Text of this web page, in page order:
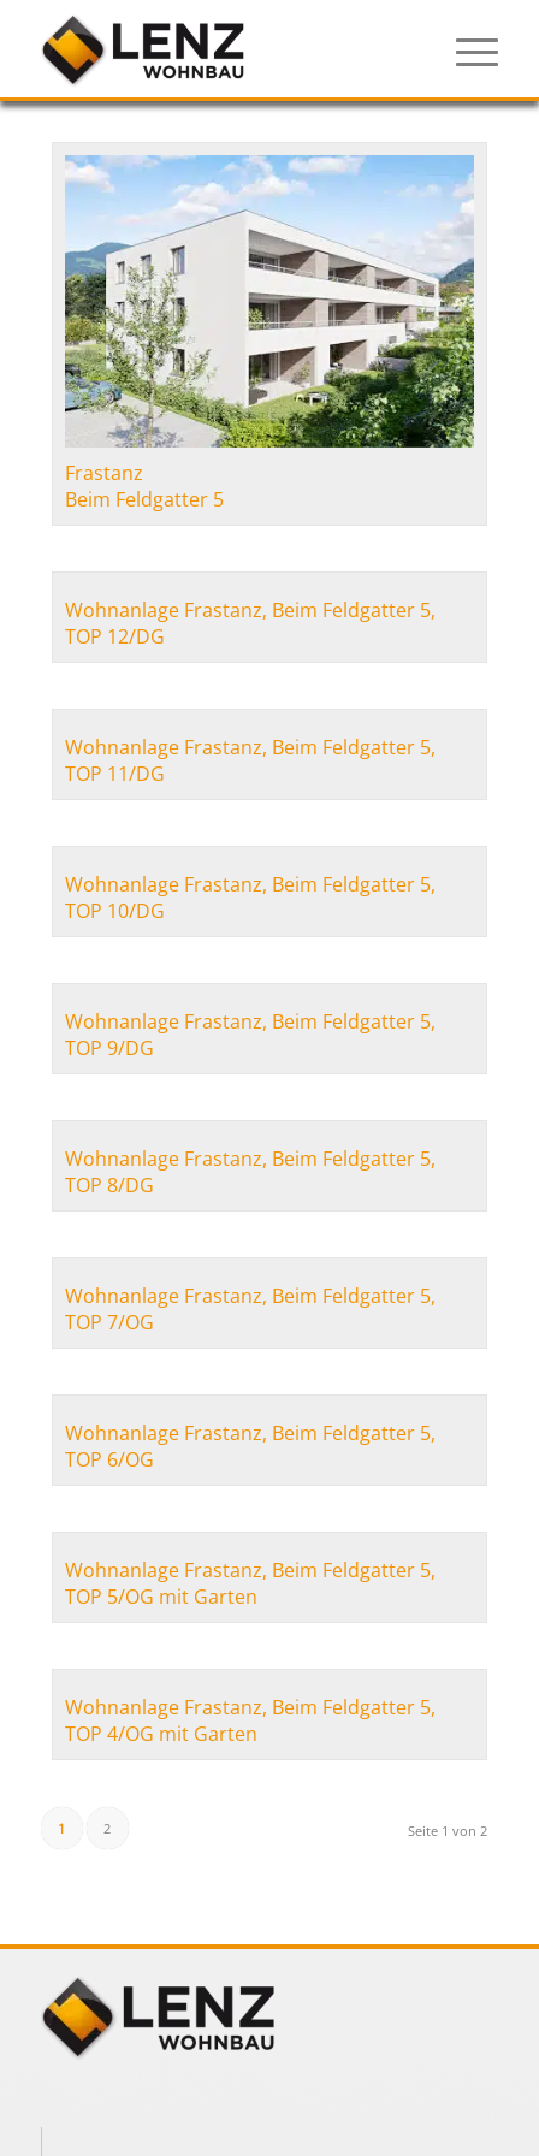
Frastanz
Beim Feldgatter 5
Wohnanlage Frastanz, Beim Feldgatter 5,
TOP 12/DG
Wohnanlage Frastanz, Beim Feldgatter 5,
TOP 11/DG
Wohnanlage Frastanz, Beim Feldgatter 5,
TOP 10/DG
Wohnanlage Frastanz, Beim Feldgatter 5,
TOP 9/DG
Wohnanlage Frastanz, Beim Feldgatter 5,
TOP 8/DG
Wohnanlage Frastanz, Beim Feldgatter 5,
TOP 7/OG
Wohnanlage Frastanz, Beim Feldgatter 5,
TOP 6/OG
Wohnanlage Frastanz, Beim Feldgatter 5,
TOP 5/OG mit Garten
Wohnanlage Frastanz, Beim Feldgatter 5,
TOP 4/OG mit Garten
Seite 1 von 2
1 2